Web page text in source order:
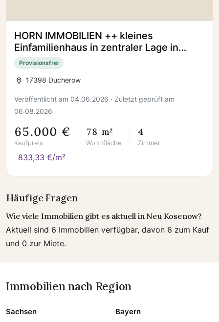
HORN IMMOBILIEN ++ kleines
Einfamilienhaus in zentraler Lage in
Ducherow
Provisionsfrei
17398 Ducherow
Veröffentlicht am 04.06.2026 · Zuletzt geprüft am
06.08.2026
65.000 €
Kaufpreis
78 m²
Wohnfläche
4
Zimmer
833,33 €/m²
Häufige Fragen
Wie viele Immobilien gibt es aktuell in Neu Kosenow?
Aktuell sind 6 Immobilien verfügbar, davon 6 zum Kauf
und 0 zur Miete.
Immobilien nach Region
Sachsen Bayern